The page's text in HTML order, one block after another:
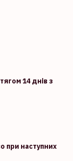
14 днів з
при наступних